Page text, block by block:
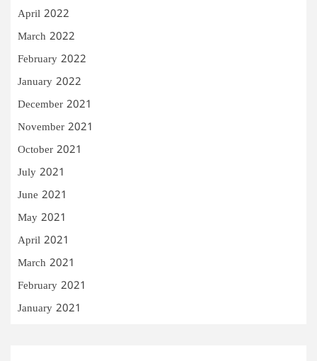
April 2022
March 2022
February 2022
January 2022
December 2021
November 2021
October 2021
July 2021
June 2021
May 2021
April 2021
March 2021
February 2021
January 2021